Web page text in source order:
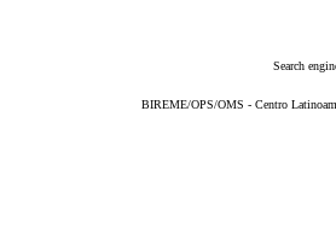
Search
BIREME/OPS/OMS - Centro